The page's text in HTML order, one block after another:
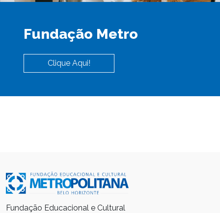
Fundação Metro
Clique Aqui!
Fundação Educacional e Cultural